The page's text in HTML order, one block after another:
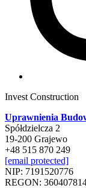
Invest Construction
Uprawnienia
Spółdzielcza 2
19-200 Grajewo
+48 515 870 249
[email protected]
NIP: 7191520776
REGON: